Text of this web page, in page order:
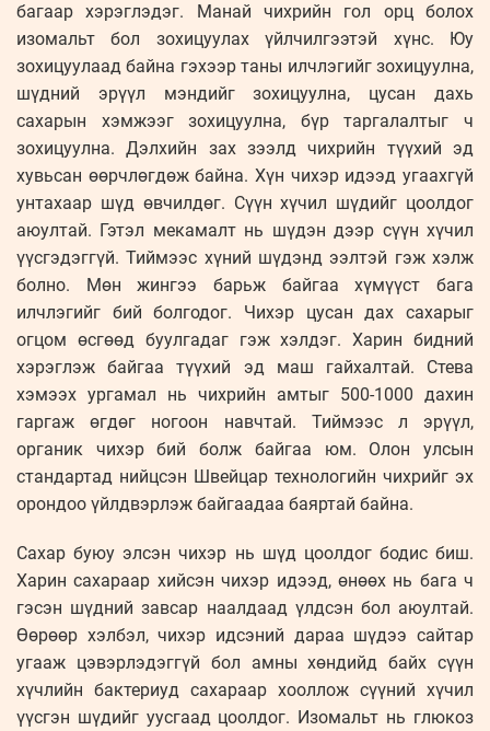
багаар хэрэглэдэг. Манай чихрийн гол орц болох
изомальт бол зохицуулах үйлчилгээтэй хүнс. Юу
зохицуулаад байна гэхээр таны илчлэгийг зохицуулна,
шүдний эрүүл мэндийг зохицуулна, цусан дахь
сахарын хэмжээг зохицуулна, бүр таргалалтыг ч
зохицуулна. Дэлхийн зах зээлд чихрийн түүхий эд
хувьсан өөрчлөгдөж байна. Хүн чихэр идээд угаахгүй
унтахаар шүд өвчилдөг. Сүүн хүчил шүдийг цоолдог
аюултай. Гэтэл мекамалт нь шүдэн дээр сүүн хүчил
үүсгэдэггүй. Тиймээс хүний шүдэнд ээлтэй гэж хэлж
болно. Мөн жингээ барьж байгаа хүмүүст бага
илчлэгийг бий болгодог. Чихэр цусан дах сахарыг
огцом өсгөөд буулгадаг гэж хэлдэг. Харин бидний
хэрэглэж байгаа түүхий эд маш гайхалтай. Стева
хэмээх ургамал нь чихрийн амтыг 500-1000 дахин
гаргаж өгдөг ногоон навчтай. Тиймээс л эрүүл,
органик чихэр бий болж байгаа юм. Олон улсын
стандартад нийцсэн Швейцар технологийн чихрийг эх
орондоо үйлдвэрлэж байгаадаа баяртай байна.
Сахар буюу элсэн чихэр нь шүд цоолдог бодис биш.
Харин сахараар хийсэн чихэр идээд, өнөөх нь бага ч
гэсэн шүдний завсар наалдаад үлдсэн бол аюултай.
Өөрөөр хэлбэл, чихэр идсэний дараа шүдээ сайтар
угааж цэвэрлэдэггүй бол амны хөндийд байх сүүн
хүчлийн бактериуд сахараар хооллож сүүний хүчил
үүсгэн шүдийг уусгаад цоолдог. Изомальт нь глюкоз